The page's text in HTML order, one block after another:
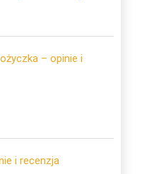
– opinie i
i recenzja